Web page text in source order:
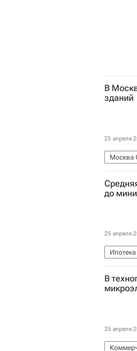
В
зданий
25 апреля
Москва
до
25 апреля
Ипотека
В
25 апреля